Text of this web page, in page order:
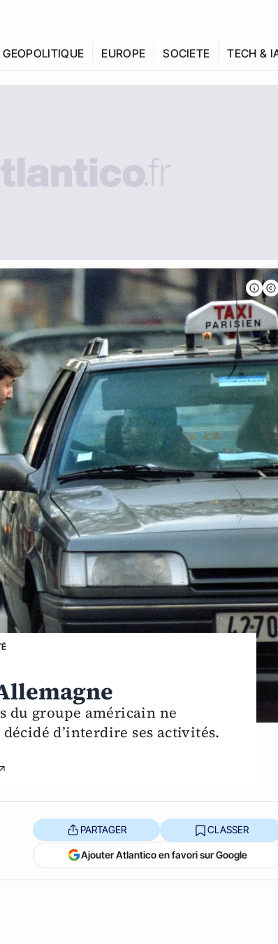
GEOPOLITIQUE EUROPE SOCIETE TECH &
du groupe américain ne
d’interdire ses activités.
PARTAGER CLASSER
Ajouter Atlantico en favori sur Google